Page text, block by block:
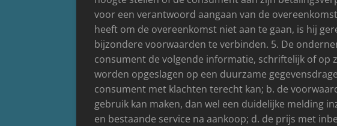
voor een verantwoord aangaan van de
heeft om de overeenkomst niet aan te gaan, is hij
bijzondere voorwaarden te verbinden. 5. De
consument de volgende informatie, schriftelijk of op
worden opgeslagen op een duurzame
consument met klachten terecht kan; b. de
gebruik kan maken, dan wel een duidelijke melding
en bestaande service na aankoop; d. de prijs met